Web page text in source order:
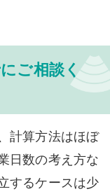
ご相談く
計算方法はほぼ
日数の考え方な
するケースは少